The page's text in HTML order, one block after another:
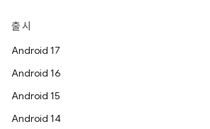
출시
Android 17
Android 16
Android 15
Android 14